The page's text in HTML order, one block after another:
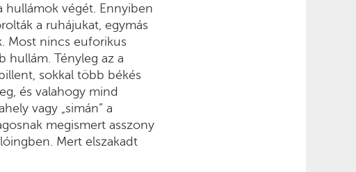
hullámok végét. Ennyiben
a ruhájukat, egymás
Most nincs euforikus
hullám. Tényleg az a
sokkal több békés
és valahogy mind
vagy „simán” a
megismert asszony
Mert elszakadt